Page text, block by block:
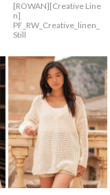
[ROWAN][Creative Line
n]
PF_RW_Creative_linen_
Still